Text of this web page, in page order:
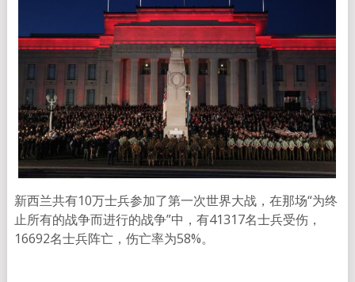
新西兰共有10万士兵参加了第一次世界大战，在那场“为终
止所有的战争而进行的战争”中，有41317名士兵受伤，
16692名士兵阵亡，伤亡率为58%。